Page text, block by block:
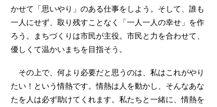
かせて「思いやり」のある仕事をしよう。そして、誰も
一人にせず、取り残すことなく「一人一人の幸せ」を作
ろう。まちづくりは市民が主役。市民と力を合わせて、
優しくて温かいまちを目指そう。
その上で、何より必要だと思うのは、私はこれがやり
たい！という情熱です。情熱は人を動かし、そんなあな
たを人は必ず助けてくれます。私たちと一緒に、情熱を